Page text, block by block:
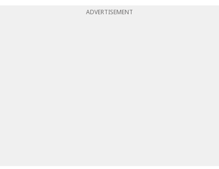
ADVERTISEMENT